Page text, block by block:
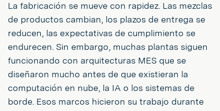
La fabricación se mueve con rapidez. Las mezclas
de productos cambian, los plazos de entrega se
reducen, las expectativas de cumplimiento se
endurecen. Sin embargo, muchas plantas siguen
funcionando con arquitecturas MES que se
diseñaron mucho antes de que existieran la
computación en nube, la IA o los sistemas de
borde. Esos marcos hicieron su trabajo durante